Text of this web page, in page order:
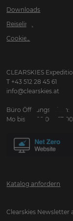
Downloads
Reiselinks
Cookies
CLEARSKIES
T +43 512 28 45 61
info@clearskies.at
Büro Öffnungszeiten:
Mo bis Fr: 09:00 - 17:00
Katalog anfordern
Clearskies Newsletter